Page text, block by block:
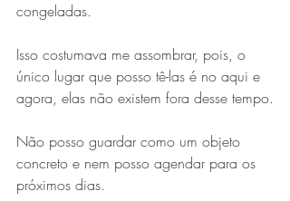
congeladas.
Isso costumava me assombrar, pois, o
único lugar que posso tê-las é no aqui e
agora, elas não existem fora desse tempo.
Não posso guardar como um objeto
concreto e nem posso agendar para os
próximos dias.